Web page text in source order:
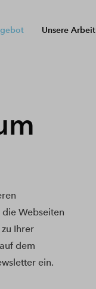
Unsere Arbeit
Webseiten
Ihrer
dem
ein.